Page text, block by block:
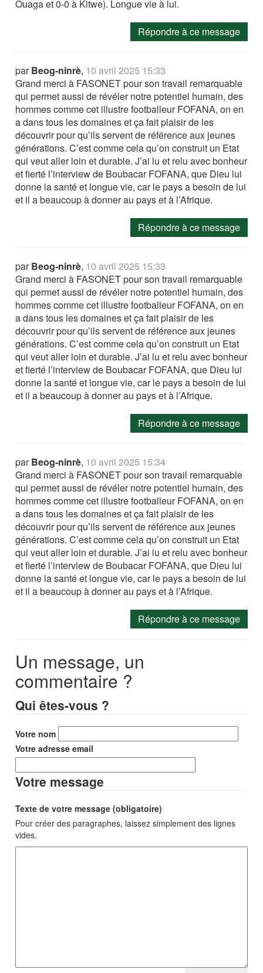
Ouaga et 0-0 à Kitwe). Longue vie à lui.
Répondre à ce message
parBeog-ninrè, 10 avril 2025 15:33
Grand merci à FASONET pour son travail remarquable
qui permet aussi de révéler notre potentiel humain, des
hommes comme cet illustre footballeur FOFANA, on en
a dans tous les domaines et ça fait plaisir de les
découvrir pour qu’ils servent de référence aux jeunes
générations. C’est comme cela qu’on construit un Etat
qui veut aller loin et durable. J’ai lu et relu avec bonheur
et fierté l’interview de Boubacar FOFANA, que Dieu lui
donne la santé et longue vie, car le pays a besoin de lui
et il a beaucoup à donner au pays et à l’Afrique.
Répondre à ce message
parBeog-ninrè, 10 avril 2025 15:33
Grand merci à FASONET pour son travail remarquable
qui permet aussi de révéler notre potentiel humain, des
hommes comme cet illustre footballeur FOFANA, on en
a dans tous les domaines et ça fait plaisir de les
découvrir pour qu’ils servent de référence aux jeunes
générations. C’est comme cela qu’on construit un Etat
qui veut aller loin et durable. J’ai lu et relu avec bonheur
et fierté l’interview de Boubacar FOFANA, que Dieu lui
donne la santé et longue vie, car le pays a besoin de lui
et il a beaucoup à donner au pays et à l’Afrique.
Répondre à ce message
parBeog-ninrè, 10 avril 2025 15:34
Grand merci à FASONET pour son travail remarquable
qui permet aussi de révéler notre potentiel humain, des
hommes comme cet illustre footballeur FOFANA, on en
a dans tous les domaines et ça fait plaisir de les
découvrir pour qu’ils servent de référence aux jeunes
générations. C’est comme cela qu’on construit un Etat
qui veut aller loin et durable. J’ai lu et relu avec bonheur
et fierté l’interview de Boubacar FOFANA, que Dieu lui
donne la santé et longue vie, car le pays a besoin de lui
et il a beaucoup à donner au pays et à l’Afrique.
Répondre à ce message
Un message, un
commentaire ?
Qui êtes-vous ?
Votre nom
Votre adresse email
Votre message
Texte de votre message (obligatoire)
Pour créer des paragraphes, laissez simplement des lignes
vides.